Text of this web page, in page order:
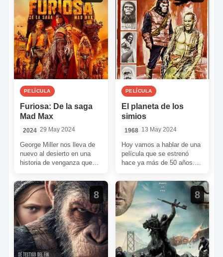
PELÍCULA
Furiosa: De la saga
Mad Max
2024 29 May 2024
George Miller nos lleva de
nuevo al desierto en una
historia de venganza que
joven Furiosa […]
PELÍCULA
El planeta de los
simios
1968 13 May 2024
Hoy vamos a hablar de una
película que se estrenó
hace ya más de 50 años.
8 8